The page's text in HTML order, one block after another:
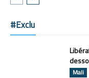
#Exclu
Mali